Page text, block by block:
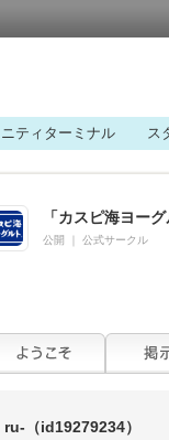
ティターミナル ス
「カスピ海ヨー
公開 公式サークル
ru- （id19279234）